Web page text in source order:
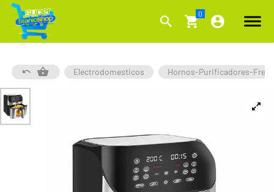
Electrodomesticos Hornos-Purificadores-